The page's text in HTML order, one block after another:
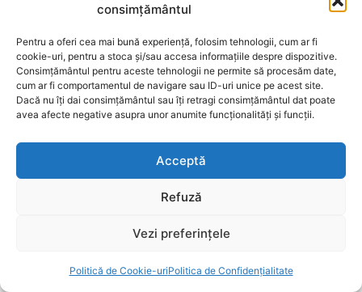
consimțământul
Pentru a oferi cea mai bună experiență, folosim tehnologii, cum ar fi
cookie-uri, pentru a stoca și/sau accesa informațiile despre dispozitive.
Consimțământul pentru aceste tehnologii ne permite să procesăm date,
cum ar fi comportamentul de navigare sau ID-uri unice pe acest site.
Dacă nu îți dai consimțământul sau îți retragi consimțământul dat poate
avea afecte negative asupra unor anumite funcționalități și funcții.
Acceptă
Refuză
Vezi preferințele
Politică de Cookie-uriPolitica de Confidențialitate